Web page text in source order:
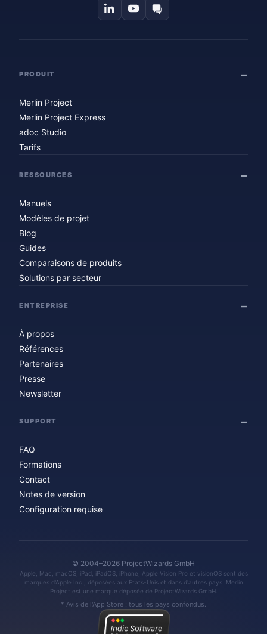
PRODUIT
Merlin Project
Merlin Project Express
adoc Studio
Tarifs
RESSOURCES
Manuels
Modèles de projet
Blog
Guides
Comparaisons de produits
Solutions par secteur
ENTREPRISE
À propos
Références
Partenaires
Presse
Newsletter
SUPPORT
FAQ
Formations
Contact
Notes de version
Configuration requise
© 2004–2026 ProjectWizards GmbH
Apple, Mac, macOS, iPad, iPadOS, iPhone, Apple Vision Pro et visionOS sont des
marques d'Apple Inc., déposées aux États-Unis et dans d'autres pays. Merlin
Project est une marque déposée de ProjectWizards GmbH.
* Avis de l'App Store : tous les pays confondus.